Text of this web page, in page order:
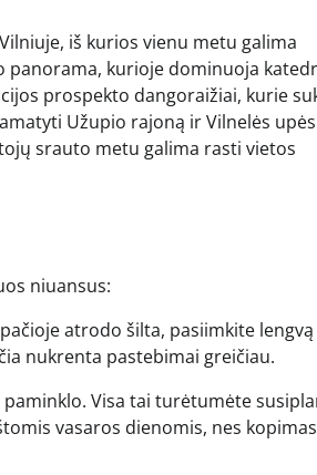
iš kurios vienu metu galima
panorama, kurioje dominuoja
prospekto dangoraižiai, kurie
Užupio rajoną ir Vilnelės upės
srauto metu galima rasti vietos
niuansus:
atrodo šilta, pasiimkite lengvą
nukrenta pastebimai greičiau.
Visa tai turėtumėte
vasaros dienomis, nes kopimas